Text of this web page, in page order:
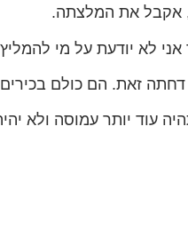
אקבל את המלצתה.
לא יודעת על מי
זאת. הם כולם
עוד יותר עמוסה ולא